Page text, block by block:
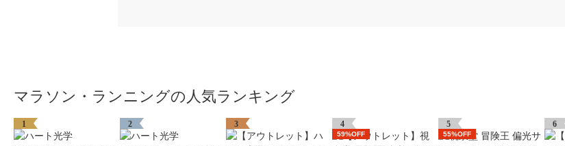
マラソン・ランニングの人気ランキング
1 2 3 4
59%OFF
5
55%OFF
6